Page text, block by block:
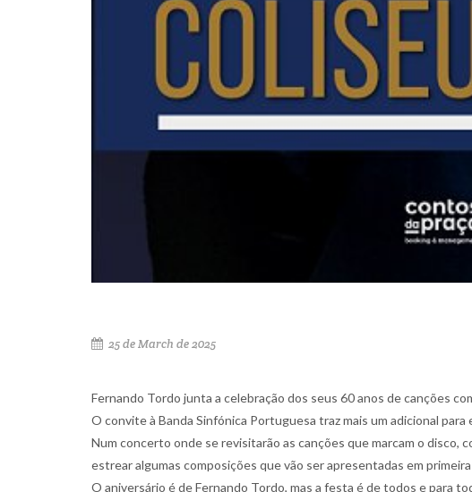
25 de March de 2025
Fernando Tordo junta a celebração dos seus 60 anos de canções
O convite à Banda Sinfónica Portuguesa traz mais um adicional
Num concerto onde se revisitarão as canções que marcam o disco,
estrear algumas composições que vão ser apresentadas em
O aniversário é de Fernando Tordo, mas a festa é de todos e para